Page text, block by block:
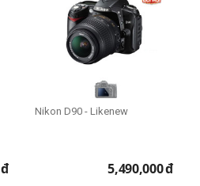
đ
Nikon D90 - Likenew
5,490,000đ